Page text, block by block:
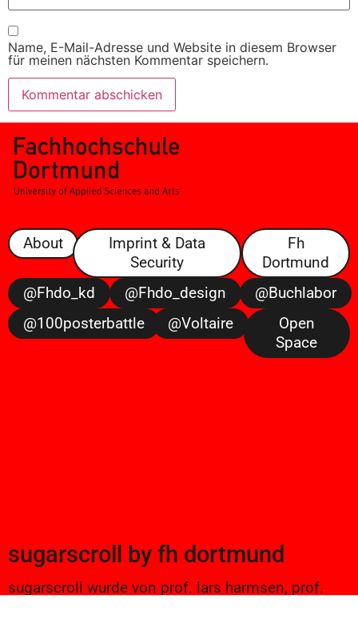
Name, E-Mail-Adresse und Website in diesem Browser
für meinen nächsten Kommentar speichern.
About
Imprint & Data
Security
Fh
Dortmund
@fhdo_kd
@fhdo_design
@buchlabor
@100posterbattle
@voltaire
Open
Space
sugarscroll by fh dortmund
sugarscroll wurde von prof. lars harmsen, prof.